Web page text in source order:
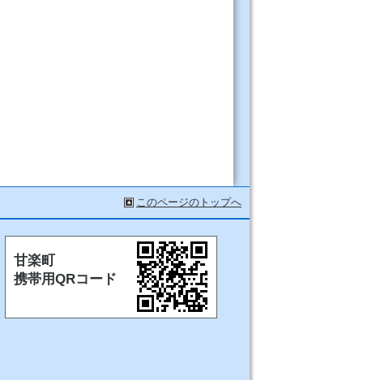
このページのトップへ
甘楽町
携帯用QRコード